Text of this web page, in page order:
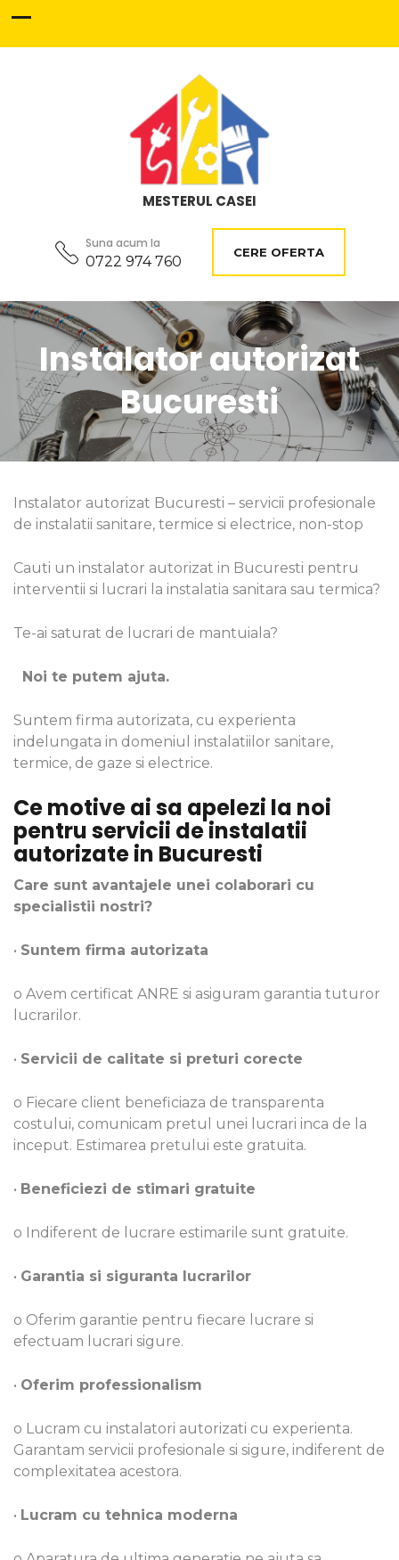
MESTERUL CASEI
Suna acum la
0722 974 760
CERE OFERTA
Instalator autorizat
Bucuresti
Instalator autorizat Bucuresti – servicii profesionale
de instalatii sanitare, termice si electrice, non-stop
Cauti un instalator autorizat in Bucuresti pentru
interventii si lucrari la instalatia sanitara sau termica?
Te-ai saturat de lucrari de mantuiala?
Noi te putem ajuta.
Suntem firma autorizata, cu experienta
indelungata in domeniul instalatiilor sanitare,
termice, de gaze si electrice.
Ce motive ai sa apelezi la noi
pentru servicii de instalatii
autorizate in Bucuresti
Care sunt avantajele unei colaborari cu
specialistii nostri?
• Suntem firma autorizata
o Avem certificat ANRE si asiguram garantia tuturor
lucrarilor.
• Servicii de calitate si preturi corecte
o Fiecare client beneficiaza de transparenta
costului, comunicam pretul unei lucrari inca de la
inceput. Estimarea pretului este gratuita.
• Beneficiezi de stimari gratuite
o Indiferent de lucrare estimarile sunt gratuite.
• Garantia si siguranta lucrarilor
o Oferim garantie pentru fiecare lucrare si
efectuam lucrari sigure.
• Oferim professionalism
o Lucram cu instalatori autorizati cu experienta.
Garantam servicii profesionale si sigure, indiferent de
complexitatea acestora.
• Lucram cu tehnica moderna